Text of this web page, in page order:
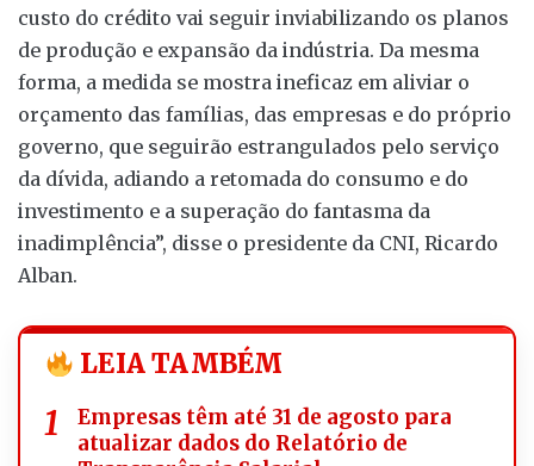
custo do crédito vai seguir inviabilizando os planos
de produção e expansão da indústria. Da mesma
forma, a medida se mostra ineficaz em aliviar o
orçamento das famílias, das empresas e do próprio
governo, que seguirão estrangulados pelo serviço
da dívida, adiando a retomada do consumo e do
investimento e a superação do fantasma da
inadimplência”, disse o presidente da CNI, Ricardo
Alban.
LEIA TAMBÉM
Empresas têm até 31 de agosto para
atualizar dados do Relatório de